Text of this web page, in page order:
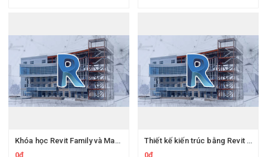
Khóa học Revit Family và Massing cơ bản đến nâng cao
0đ
Thiết kế kiến trúc bằng Revit Architecture cơ bản
0đ